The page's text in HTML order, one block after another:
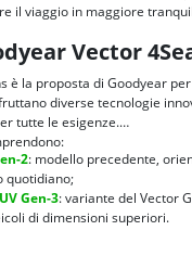
il viaggio in maggiore
Vector
è la proposta di Goodyear
diverse tecnologie
tutte le esigenze.
2: modello precedente,
quotidiano;
Gen-3: variante del Vector
di dimensioni superiori.